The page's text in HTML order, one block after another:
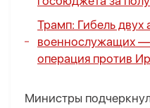
Трамп: Гибель двух
военнослужащих —
операция против
Министры